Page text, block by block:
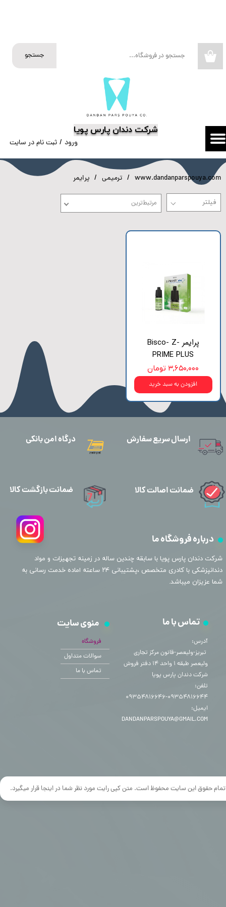
​شرکت دندان پارس پویا
جستجو
ورود / ثبت نام در سایت
تغییر گذر واژه
سفارشات
www.dandanparspouya.com ترمیمی پرایمر
مرتبط‌ترین
پرایمر Bisco- Z-
PRIME PLUS
۳,۶۵۰,۰۰۰ تومان
افزودن به سبد خرید
تمام حقوق این سایت محفوظ است. متن کپی رایت مورد نظر شما در اینجا قرار میگیرد.
ارسال سریع سفارش
درباره فروشگاه ما
​شرکت دندان پارس پویا با سابقه چندین ساله در زمینه تجهیزات و مواد
دندانپزشکی با کادری متخصص ،پشتیبانی ۲۴ ساعته اماده خدمت رسانی به
شما عزیزان میباشد.
منوی سایت
فروشگاه
سوالات متداول
تماس با ما
تماس با ما
آدرس:
​​​​​​​ تبریز-ولیعصر-قانون مرکز تجاری
ولیعصر طبقه ۱ واحد ۱۴ دفتر فروش
شرکت دندان پارس پویا
تلفن:
۰۹۳۵۴۸۱۶۶۴۴-۰۹۳۵۴۸۱۶۶۴۶
ایمیل:
DANDANPARSPOUYA@GMAIL.COM
درگاه امن بانکی
ضمانت اصالت کالا ضمانت بازگشت کالا